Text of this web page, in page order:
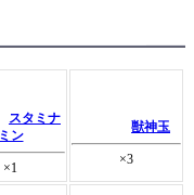
スタミナ
ミン
×1
獣神玉
×3